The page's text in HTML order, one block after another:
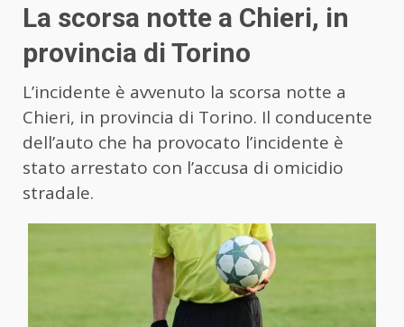
La scorsa notte a Chieri, in
provincia di Torino
L’incidente è avvenuto la scorsa notte a
Chieri, in provincia di Torino. Il conducente
dell’auto che ha provocato l’incidente è
stato arrestato con l’accusa di omicidio
stradale.